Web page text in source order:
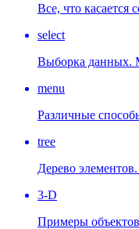
Все, что
select
Выборка данных.
menu
Различные
tree
Дерево
3-D
Примеры